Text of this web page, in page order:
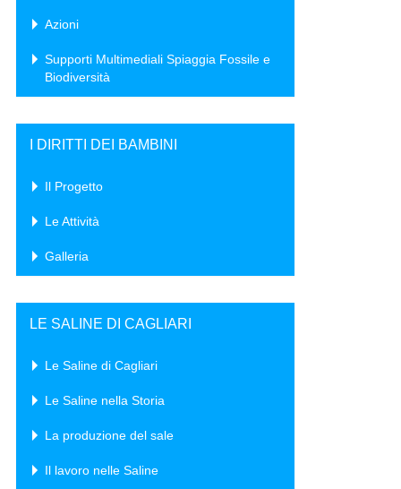
Azioni
Supporti Multimediali Spiaggia Fossile e
Biodiversità
I DIRITTI DEI BAMBINI
Il Progetto
Le Attività
Galleria
LE SALINE DI CAGLIARI
Le Saline di Cagliari
Le Saline nella Storia
La produzione del sale
Il lavoro nelle Saline